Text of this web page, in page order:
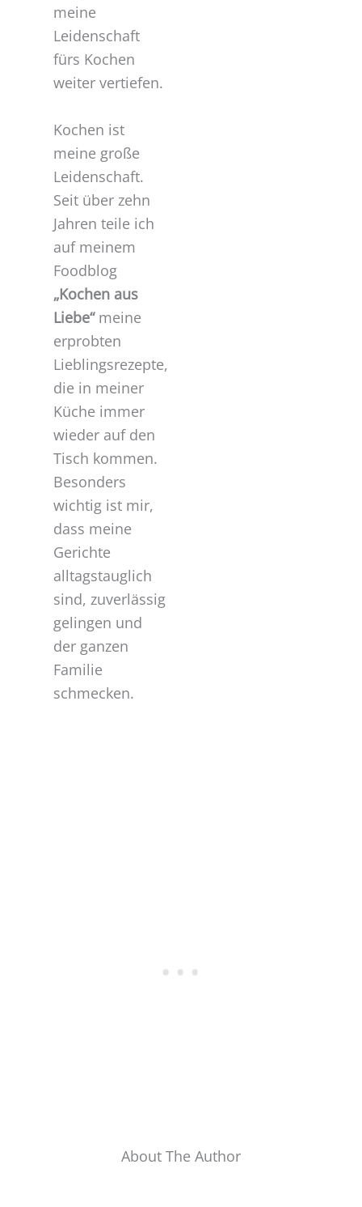
Kochen ist
meine große
Leidenschaft.
Seit über zehn
Jahren teile ich
auf meinem
Foodblog
„Kochen aus
Liebe“meine
erprobten
Lieblingsrezepte,
die in meiner
Küche immer
wieder auf den
Tisch kommen.
Besonders
wichtig ist mir,
dass meine
Gerichte
alltagstauglich
sind, zuverlässig
gelingen und
der ganzen
Familie
schmecken.
meine
Leidenschaft
fürs Kochen
weiter vertiefen.
About The Author